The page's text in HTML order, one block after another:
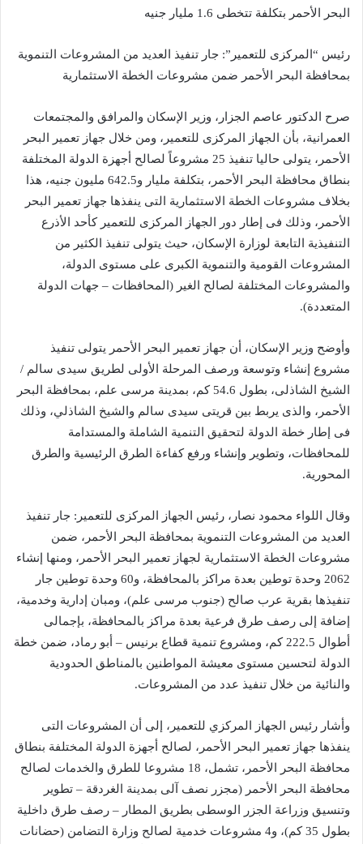
البحر الأحمر بتكلفة تتخطى 1.6 مليار جنيه
رئيس “المركزى للتعمير”: جار تنفيذ العديد من المشروعات التنموية
بمحافظة البحر الأحمر ضمن مشروعات الخطة الاستثمارية
صرح الدكتور عاصم الجزار، وزير الإسكان والمرافق والمجتمعات
العمرانية، بأن الجهاز المركزى للتعمير، ومن خلال جهاز تعمير البحر
الأحمر، يتولى حاليا تنفيذ 25 مشروعاً لصالح أجهزة الدولة المختلفة
بنطاق محافظة البحر الأحمر، بتكلفة مليار و642.5 مليون جنيه، هذا
بخلاف مشروعات الخطة الاستثمارية التى ينفذها جهاز تعمير البحر
الأحمر، وذلك فى إطار دور الجهاز المركزى للتعمير كأحد الأذرع
التنفيذية التابعة لوزارة الإسكان، حيث يتولى تنفيذ الكثير من
المشروعات القومية والتنموية الكبرى على مستوى الدولة،
والمشروعات المختلفة لصالح الغير (المحافظات – جهات الدولة
المتعددة).
وأوضح وزير الإسكان، أن جهاز تعمير البحر الأحمر يتولى تنفيذ
مشروع إنشاء وتوسعة ورصف المرحلة الأولى لطريق سيدى سالم /
الشيخ الشاذلى، بطول 54.6 كم، بمدينة مرسى علم، بمحافظة البحر
الأحمر، والذى يربط بين قريتى سيدى سالم والشيخ الشاذلي، وذلك
فى إطار خطة الدولة لتحقيق التنمية الشاملة والمستدامة
للمحافظات، وتطوير وإنشاء ورفع كفاءة الطرق الرئيسية والطرق
المحورية.
وقال اللواء محمود نصار، رئيس الجهاز المركزى للتعمير: جار تنفيذ
العديد من المشروعات التنموية بمحافظة البحر الأحمر، ضمن
مشروعات الخطة الاستثمارية لجهاز تعمير البحر الأحمر، ومنها إنشاء
2062 وحدة توطين بعدة مراكز بالمحافظة، و60 وحدة توطين جار
تنفيذها بقرية عرب صالح (جنوب مرسى علم)، ومبان إدارية وخدمية،
إضافة إلى رصف طرق فرعية بعدة مراكز بالمحافظة، بإجمالى
أطوال 222.5 كم، ومشروع تنمية قطاع برنيس – أبو رماد، ضمن خطة
الدولة لتحسين مستوى معيشة المواطنين بالمناطق الحدودية
والنائية من خلال تنفيذ عدد من المشروعات.
وأشار رئيس الجهاز المركزي للتعمير، إلى أن المشروعات التى
ينفذها جهاز تعمير البحر الأحمر، لصالح أجهزة الدولة المختلفة بنطاق
محافظة البحر الأحمر، تشمل، 18 مشروعا للطرق والخدمات لصالح
محافظة البحر الأحمر (مجزر نصف آلى بمدينة الغردقة – تطوير
وتنسيق وزراعة الجزر الوسطى بطريق المطار – رصف طرق داخلية
بطول 35 كم)، و4 مشروعات خدمية لصالح وزارة التضامن (حضانات